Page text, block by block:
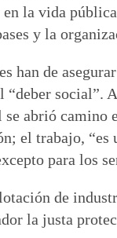
la vida
y la
han de
social”.
se abrió
el trabajo, “es
para los
de
la justa